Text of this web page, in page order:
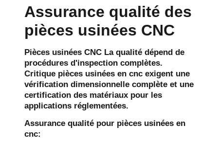
Assurance qualité des
pièces usinées CNC
Pièces usinées CNC La qualité dépend de
procédures d'inspection complètes.
Critique pièces usinées en cnc exigent une
vérification dimensionnelle complète et une
certification des matériaux pour les
applications réglementées.
Assurance qualité pour pièces usinées en
cnc: